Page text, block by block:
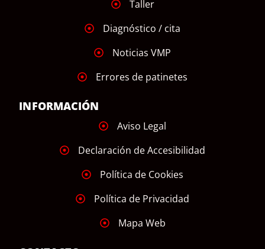
Taller
Diagnóstico / cita
Noticias VMP
Errores de patinetes
INFORMACIÓN
Aviso Legal
Declaración de Accesibilidad
Política de Cookies
Política de Privacidad
Mapa Web